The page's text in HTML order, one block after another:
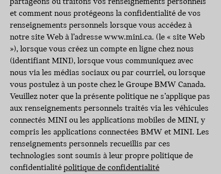
et comment nous protégeons la confidentialité de vos
renseignements personnels lorsque vous accédez à
notre site Web à l’adresse www.mini.ca. (le « site Web
»), lorsque vous créez un compte en ligne chez nous
(identifiant MINI), lorsque vous communiquez avec
nous via les médias sociaux ou par courriel, ou lorsque
vous postulez à un poste chez le Groupe BMW Canada.
Veuillez noter que la présente politique ne s’applique pas
aux renseignements personnels traités via les véhicules
connectés MINI ou les applications mobiles de MINI, y
compris les applications connectées BMW et MINI. Les
renseignements personnels recueillis par ces
technologies sont soumis à leur propre politique de
confidentialité politique de confidentialité